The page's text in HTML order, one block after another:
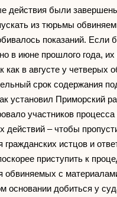
действия были
из тюрьмы
показаний. Если
в июне прошлого года,
как в августе у четверых
срок содержания
установил Приморский
участников
действий – чтобы
гражданских истцов и
приступить к
обвиняемых с
основании добиться у